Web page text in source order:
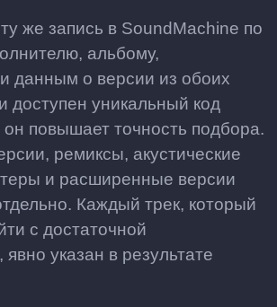
же запись в SoundMachine по
альбому,
данным о версии из обоих
доступен уникальный код
он повышает точность подбора.
ремиксы, акустические
и расширенные версии
Каждый трек, который
с достаточной
указан в результате